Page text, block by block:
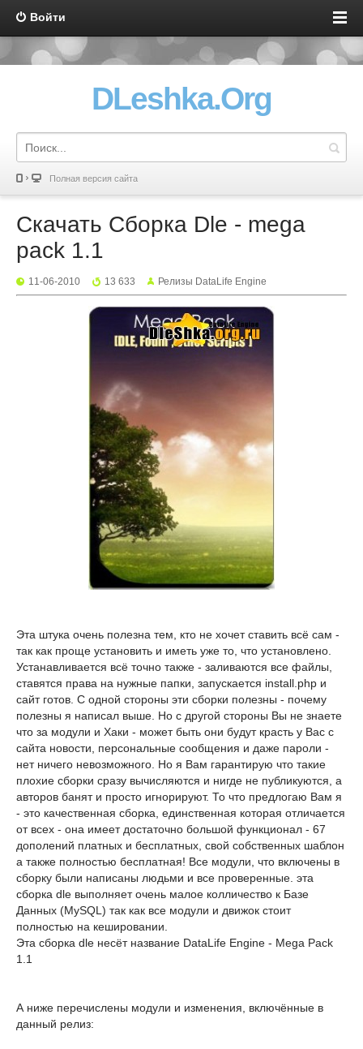
Войти
DLeshka.Org
Полная версия сайта
Скачать Сборка Dle - mega
pack 1.1
11-06-2010 13 633 Релизы DataLife Engine
Эта штука очень полезна тем, кто не хочет ставить всё сам -
так как проще установить и иметь уже то, что установлено.
Устанавливается всё точно также - заливаются все файлы,
ставятся права на нужные папки, запускается install.php и
сайт готов. С одной стороны эти сборки полезны - почему
полезны я написал выше. Но с другой стороны Вы не знаете
что за модули и Хаки - может быть они будут красть у Вас с
сайта новости, персональные сообщения и даже пароли -
нет ничего невозможного. Но я Вам гарантирую что такие
плохие сборки сразу вычисляются и нигде не публикуются, а
авторов банят и просто игнорируют. То что предлогаю Вам я
- это качественная сборка, единственная которая отличается
от всех - она имеет достаточно большой функционал - 67
дополений платных и бесплатных, свой собственных шаблон
а также полностью бесплатная! Все модули, что включены в
сборку были написаны людьми и все проверенные. эта
сборка dle выполняет очень малое колличество к Базе
Данных (MySQL) так как все модули и движок стоит
полностью на кешировании.
Эта сборка dle несёт название DataLife Engine - Mega Pack
1.1
А ниже перечислены модули и изменения, включённые в
данный релиз: